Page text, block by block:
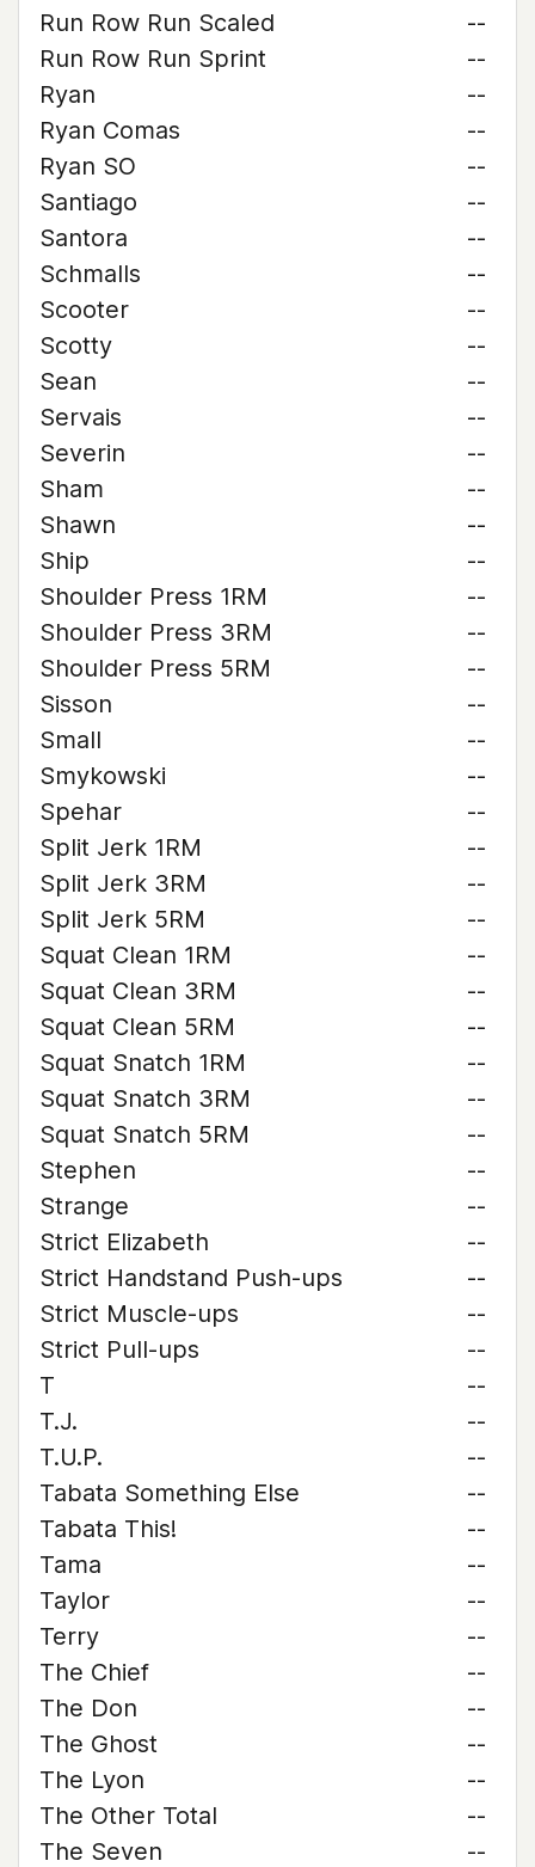
Run Row Run Scaled
--
Run Row Run Sprint
--
Ryan
--
Ryan Comas
--
Ryan SO
--
Santiago
--
Santora
--
Schmalls
--
Scooter
--
Scotty
--
Sean
--
Servais
--
Severin
--
Sham
--
Shawn
--
Ship
--
Shoulder Press 1RM
--
Shoulder Press 3RM
--
Shoulder Press 5RM
--
Sisson
--
Small
--
Smykowski
--
Spehar
--
Split Jerk 1RM
--
Split Jerk 3RM
--
Split Jerk 5RM
--
Squat Clean 1RM
--
Squat Clean 3RM
--
Squat Clean 5RM
--
Squat Snatch 1RM
--
Squat Snatch 3RM
--
Squat Snatch 5RM
--
Stephen
--
Strange
--
Strict Elizabeth
--
Strict Handstand Push-ups
--
Strict Muscle-ups
--
Strict Pull-ups
--
T
--
T.J.
--
T.U.P.
--
Tabata Something Else
--
Tabata This!
--
Tama
--
Taylor
--
Terry
--
The Chief
--
The Don
--
The Ghost
--
The Lyon
--
The Other Total
--
The Seven
--